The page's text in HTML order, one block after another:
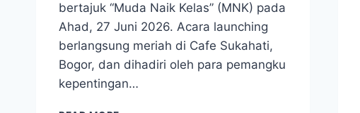
bertajuk “Muda Naik Kelas” (MNK) pada
Ahad, 27 Juni 2026. Acara launching
berlangsung meriah di Cafe Sukahati,
Bogor, dan dihadiri oleh para pemangku
kepentingan…